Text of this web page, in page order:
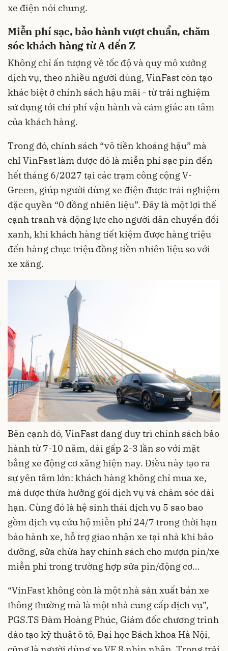
xe điện nói chung.
Miễn phí sạc, bảo hành vượt chuẩn, chăm
sóc khách hàng từ A đến Z
Không chỉ ấn tượng về tốc độ và quy mô xưởng
dịch vụ, theo nhiều người dùng, VinFast còn tạo
khác biệt ở chính sách hậu mãi - từ trải nghiệm
sử dụng tới chi phí vận hành và cảm giác an tâm
của khách hàng.
Trong đó, chính sách “vô tiền khoáng hậu” mà
chỉ VinFast làm được đó là miễn phí sạc pin đến
hết tháng 6/2027 tại các trạm công cộng V-
Green, giúp người dùng xe điện được trải nghiệm
đặc quyền “0 đồng nhiên liệu”. Đây là một lợi thế
cạnh tranh và động lực cho người dân chuyển đổi
xanh, khi khách hàng tiết kiệm được hàng triệu
đến hàng chục triệu đồng tiền nhiên liệu so với
xe xăng.
Bên cạnh đó, VinFast đang duy trì chính sách bảo
hành từ 7-10 năm, dài gấp 2-3 lần so với mặt
bằng xe động cơ xăng hiện nay. Điều này tạo ra
sự yên tâm lớn: khách hàng không chỉ mua xe,
mà được thừa hưởng gói dịch vụ và chăm sóc dài
hạn. Cùng đó là hệ sinh thái dịch vụ 5 sao bao
gồm dịch vụ cứu hộ miễn phí 24/7 trong thời hạn
bảo hành xe, hỗ trợ giao nhận xe tại nhà khi bảo
dưỡng, sửa chữa hay chính sách cho mượn pin/xe
miễn phí trong trường hợp sửa pin/động cơ…
“VinFast không còn là một nhà sản xuất bán xe
thông thường mà là một nhà cung cấp dịch vụ”,
PGS.TS Đàm Hoàng Phúc, Giám đốc chương trình
đào tạo kỹ thuật ô tô, Đại học Bách khoa Hà Nội,